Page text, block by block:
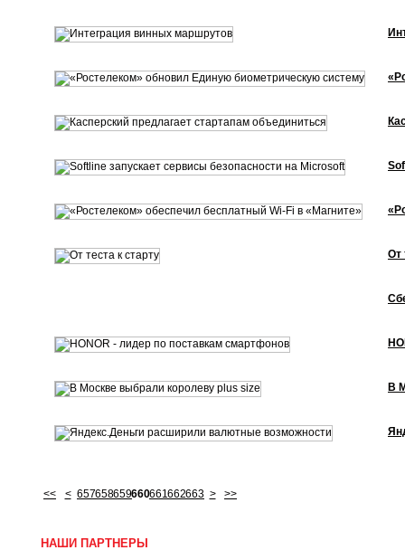
От
В
<< < 657658659660661662663 > >>
НАШИ ПАРТНЕРЫ